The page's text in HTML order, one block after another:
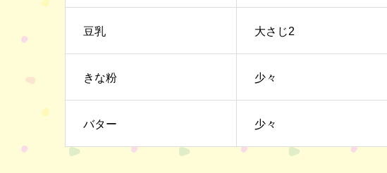
豆乳 大さじ2
きな粉 少々
バター 少々